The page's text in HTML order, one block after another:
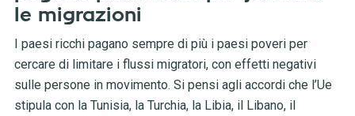
le migrazioni
I paesi ricchi pagano sempre di più i paesi poveri per
cercare di limitare i flussi migratori, con effetti negativi
sulle persone in movimento. Si pensi agli accordi che l’Ue
stipula con la Tunisia, la Turchia, la Libia, il Libano, il